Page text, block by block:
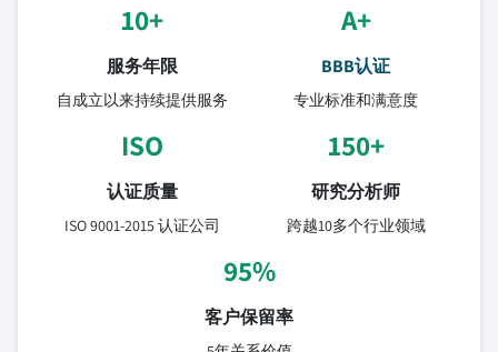
10+
服务年限
自成立以来持续提供服务
A+
BBB认证
专业标准和满意度
ISO
认证质量
ISO 9001-2015 认证公司
150+
研究分析师
跨越10多个行业领域
95%
客户保留率